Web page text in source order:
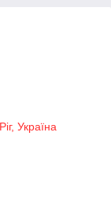
Україна